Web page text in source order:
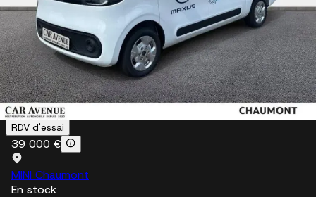
Éclairage LED espace de chargement
Feux antibrouillard arrière
Feux arrière halogènes
Feux de circulation de jour LED
Phares à allumage et extinction automatiques, gestion
intelligente de l'éclairage (avec capteur de luminosité,
commutation automatique des phares)
Phares LED
RDV d'essai
39 000 €
MINI Chaumont
En stock